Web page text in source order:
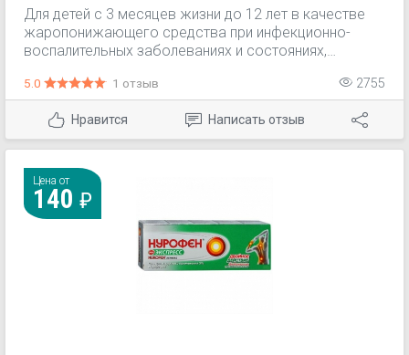
Для детей с 3 месяцев жизни до 12 лет в качестве
жаропонижающего средства при инфекционно-
воспалительных заболеваниях и состояниях,
в т.ч. при: острых респираторных заболеваниях;
гриппе; детских инфекциях; других инфекционно-
воспалительных заболеваниях и постпрививочных
реакциях. В качестве анальгезирующего средства
интенсивности, в т.ч. при: зубной боли; головной
боли; мигрени; невралгиях; боли в ушах; боли в
горле; боли при растяжениях связок; мышечной
боли; ревматической боли; боли в суставах.
Препарат предназначен для симптоматической
терапии, уменьшения боли и воспаления на момент
5.0 1 отзыв 2755
Нравится Написать отзыв
Цена от
140